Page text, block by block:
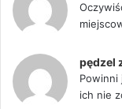
pędzel
Powinni
ich nie